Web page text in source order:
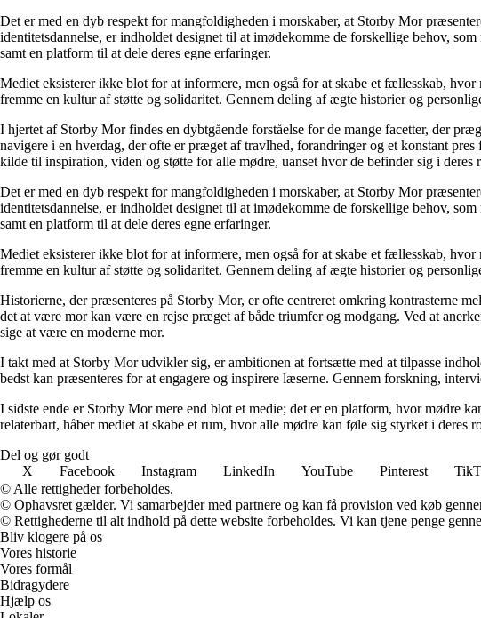
Det er med en dyb respekt for mangfoldigheden i morskaber, at Storby Mor
identitetsdannelse, er indholdet designet til at imødekomme de forskellige behov,
samt en platform til at dele deres egne erfaringer.
Mediet eksisterer ikke blot for at informere, men også for at skabe et fællesskab,
fremme en kultur af støtte og solidaritet. Gennem deling af ægte historier og
I hjertet af Storby Mor findes en dybtgående forståelse for de mange facetter, der
navigere i en hverdag, der ofte er præget af travlhed, forandringer og et konstant
kilde til inspiration, viden og støtte for alle mødre, uanset hvor de befinder sig i deres
Det er med en dyb respekt for mangfoldigheden i morskaber, at Storby Mor
identitetsdannelse, er indholdet designet til at imødekomme de forskellige behov,
samt en platform til at dele deres egne erfaringer.
Mediet eksisterer ikke blot for at informere, men også for at skabe et fællesskab,
fremme en kultur af støtte og solidaritet. Gennem deling af ægte historier og
Historierne, der præsenteres på Storby Mor, er ofte centreret omkring kontrasterne
det at være mor kan være en rejse præget af både triumfer og modgang. Ved at
sige at være en moderne mor.
I takt med at Storby Mor udvikler sig, er ambitionen at fortsætte med at tilpasse
bedst kan præsenteres for at engagere og inspirere læserne. Gennem forskning,
I sidste ende er Storby Mor mere end blot et medie; det er en platform, hvor mødre
relaterbart, håber mediet at skabe et rum, hvor alle mødre kan føle sig styrket i deres
Del og gør godt
X
Facebook Instagram LinkedIn YouTube Pinterest
© Alle rettigheder forbeholdes.
© Ophavsret gælder. Vi samarbejder med partnere og kan få provision ved køb
© Rettighederne til alt indhold på dette website forbeholdes. Vi kan tjene penge
Bliv klogere på os
Vores historie
Vores formål
Bidragydere
Hjælp os